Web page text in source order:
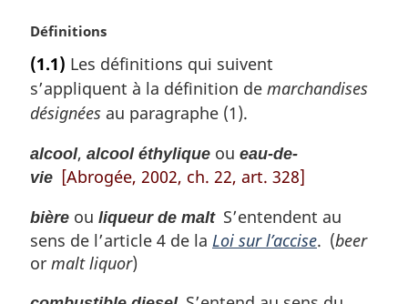
N
t
e
m
r
g
n
l
e
Définitions
(1.1) Les définitions qui suivent
s’appliquent à la définition de marchandises
désignées au paragraphe (1).
alcool, alcool éthylique ou eau-de-
vie [Abrogée, 2002, ch. 22, art. 328]
bière ou liqueur de maltS’entendent au
sens de l’article 4 de la Loi sur l’accise. (beer
or malt liquor)